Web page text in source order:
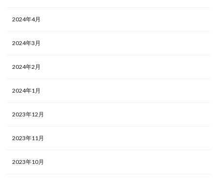
2024年4月
2024年3月
2024年2月
2024年1月
2023年12月
2023年11月
2023年10月